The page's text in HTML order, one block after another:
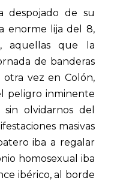
despojado de su
enorme lija del 8,
aquellas que la
de banderas
vez en Colón,
peligro inminente
olvidarnos del
masivas
iba a regalar
homosexual iba
ibérico, al borde